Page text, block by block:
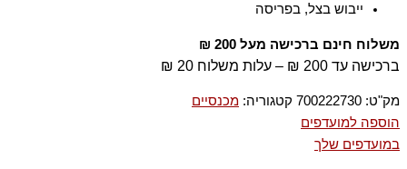
ייבוש בצל, בפריסה
משלוח חינם ברכישה מעל 200 ₪
ברכישה עד 200 ₪ – עלות משלוח 20 ₪
מק"ט: 700222730 קטגוריה: מכנסיים
הוספה למועדפים
במועדפים שלך